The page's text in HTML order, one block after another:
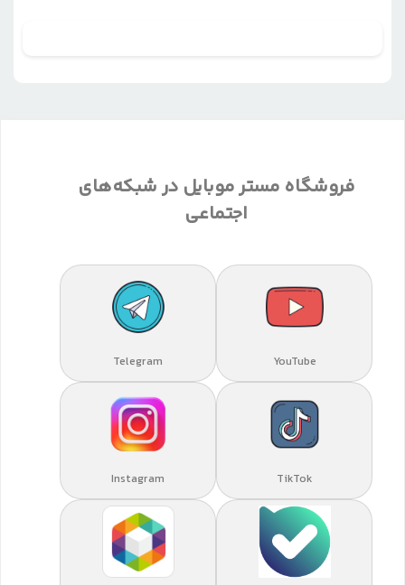
فروشگاه مستر موبایل در شبکه‌های
اجتماعی
YouTube
Telegram
TikTok
Instagram